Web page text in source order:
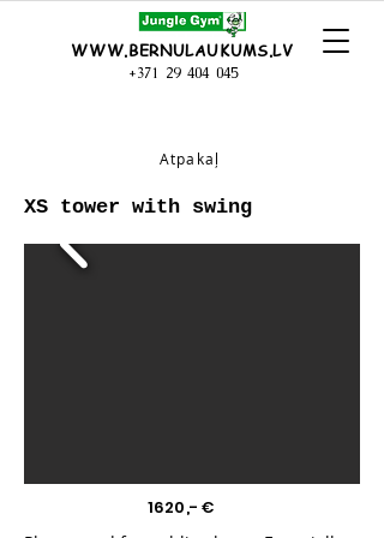
WWW.BERNULAUKUMS.LV
+371 29 404 045
Atpakaļ
XS tower with swing
1620,- €